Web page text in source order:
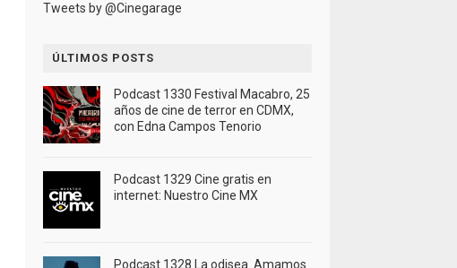
Tweets by @Cinegarage
ÚLTIMOS POSTS
Podcast 1330 Festival Macabro, 25
años de cine de terror en CDMX,
con Edna Campos Tenorio
Podcast 1329 Cine gratis en
internet: Nuestro Cine MX
Podcast 1328 La odisea. Amamos